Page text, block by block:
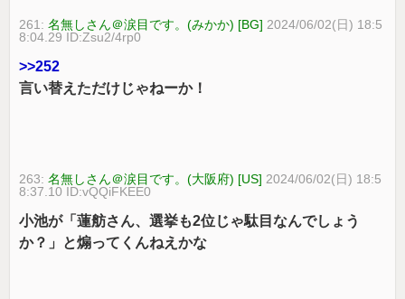
261:名無しさん＠涙目です。(みかか) [BG] 2024/06/02(日) 18:5
8:04.29 ID:Zsu2/4rp0
>>252
言い替えただけじゃねーか！
263:名無しさん＠涙目です。(大阪府) [US] 2024/06/02(日) 18:5
8:37.10 ID:vQQiFKEE0
小池が「蓮舫さん、選挙も2位じゃ駄目なんでしょう
か？」と煽ってくんねえかな